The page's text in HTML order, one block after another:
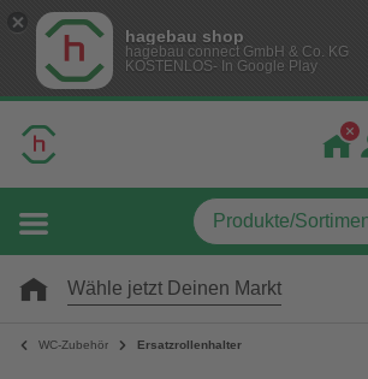
hagebau shop
hagebau connect GmbH & Co. KG
KOSTENLOS- In Google Play
Wähle jetzt Deinen Markt
WC-Zubehör Ersatzrollenhalter